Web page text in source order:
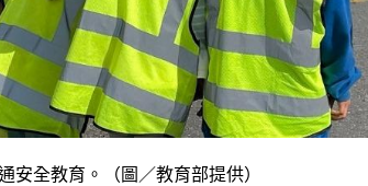
安全教育。（圖／教育部提供）